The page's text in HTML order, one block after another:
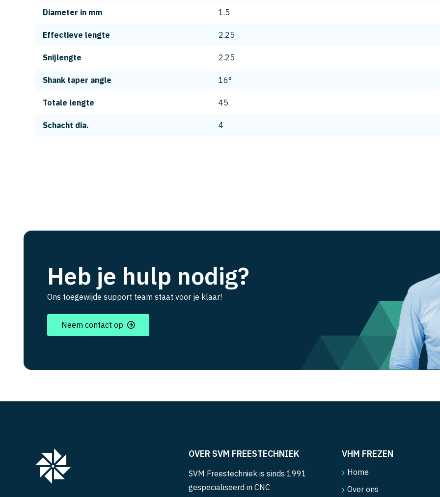
Diameter in mm 1.5
Effectieve lengte 2.25
Snijlengte 2.25
Shank taper angle 16°
Totale lengte 45
Schacht dia. 4
Heb je hulp nodig?
Ons toegewijde support team staat voor je klaar!
Neem contact op
OVER SVM FREESTECHNIEK
SVM Freestechniek is sinds 1991
gespecialiseerd in CNC
VHM FREZEN
Home
Over ons